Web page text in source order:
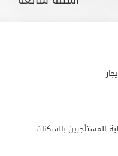
المستأجرين بالسكنات